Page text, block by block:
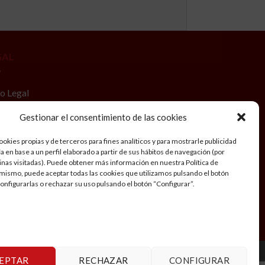
Gestionar el consentimiento de las cookies
propias y de terceros para fines analíticos y para mostrarle publicidad
en base a un perfil elaborado a partir de sus hábitos de navegación (por
visitadas). Puede obtener más información en nuestra Política de
puede aceptar todas las cookies que utilizamos pulsando el botón
o rechazar su uso pulsando el botón “Configurar”.
RECHAZAR CONFIGURAR
Legal
de privacidad
generales de Viaje
de cookies